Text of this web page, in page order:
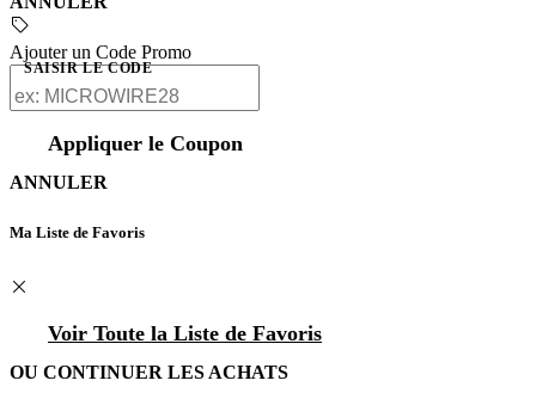
Ajouter un Code Promo
SAISIR LE CODE
Appliquer le Coupon
ANNULER
Ma Liste de Favoris
Voir Toute la Liste de Favoris
OU CONTINUER LES ACHATS